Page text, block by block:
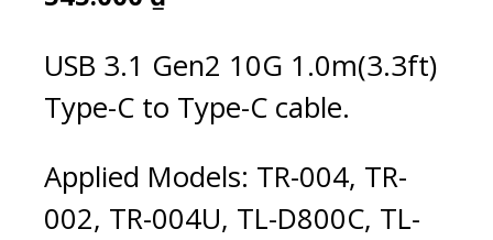
USB 3.1 Gen2 10G 1.0m(3.3ft)
Type-C to Type-C cable.
Applied Models: TR-004, TR-
002, TR-004U, TL-D800C, TL-